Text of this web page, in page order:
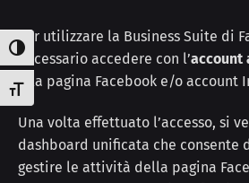
Attiva/disattiva alto contrasto
Attiva/disattiva dimensione testo
Per utilizzare la Business Suite di
necessario accedere con l’account
alla pagina Facebook e/o account
Una volta effettuato l’accesso, si
dashboard unificata che consente
gestire le attività della pagina